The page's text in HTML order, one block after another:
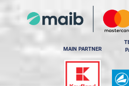
MAIN PARTNER